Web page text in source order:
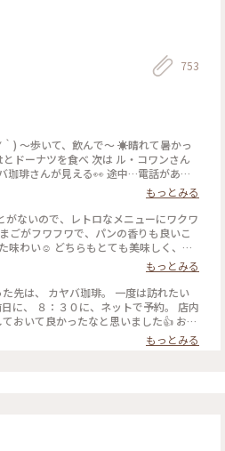
753
ドーナツを食べ 次は ル・コワンさん
珈琲さんが見える👀 途中…電話があり
る気力がなかったので（笑） いつか
つか」が偶然にも叶い 「谷中ジンジャ
は今迄で一番パンチがある💨💨💨 ガム
サッパリ✨ 次の目的地へ〜 #カヤバ珈
つでも多く行く
もっとみる
がないので、レトロなメニューにワクワ
ごがフワフワで、パンの香りも良いこ
味わい☺️ どちらもとても美味しく、感
グ旅 #Myことりっぷ
もっとみる
いて良かったなと思いました👍 お目
べます。 本日のスープを頼み、 コーヒ
飲み物が、 気になったのですが、 ベタ
もっとみる